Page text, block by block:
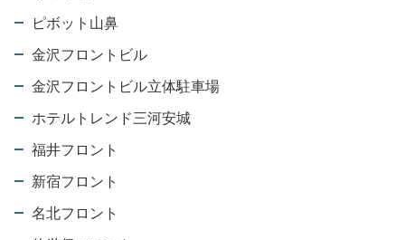
ピボット山鼻
金沢フロントビル
金沢フロントビル立体駐車場
ホテルトレンド三河安城
福井フロント
新宿フロント
名北フロント